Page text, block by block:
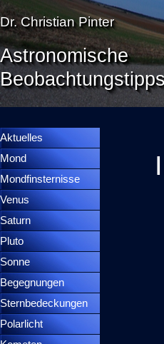
Direkt zum Seiteninhalt
Dr. Christian Pinter
Astronomische
Aktuelles
Mond
Mondfinsternisse
Venus
Saturn
Pluto
Sonne
Begegnungen
Sternbedeckungen
Polarlicht